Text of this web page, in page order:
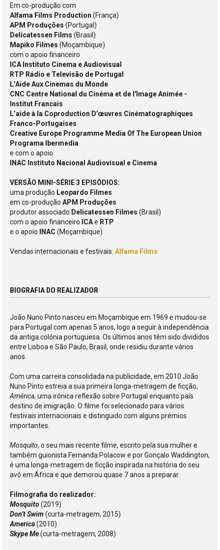
Em co-produção com
Alfama Films Production (França)
APM Produções (Portugal)
Delicatessen Films (Brasil)
Mapiko Filmes (Moçambique)
com o apoio financeiro
ICA Instituto Cinema e Audiovisual
RTP Rádio e Televisão de Portugal
L’Aide Aux Cinemas du Monde
CNC Centre National du Cinéma et de l'Image Animée -
Institut Francais
L’aide à la Coproduction D’œuvres Cinématographiques
Franco-Portugaises
Creative Europe Programme Media Of The European Union
Programa Ibermedia
e com o apoio
INAC Instituto Nacional Audiovisual e Cinema
VERSÃO MINI-SÉRIE 3 EPISÓDIOS:
uma produção Leopardo Filmes
em co-produção APM Produções
produtor associado Delicatessen Filmes (Brasil)
com o apoio financeiro ICAe RTP
e o apoio
INAC (Moçambique)
Vendas internacionais e festivais: Alfama Films
BIOGRAFIA DO REALIZADOR
João Nuno Pinto nasceu em Moçambique em 1969 e mudou-se
para Portugal com apenas 5 anos, logo a seguir à independência
da antiga colónia portuguesa. Os últimos anos têm sido divididos
entre Lisboa e São Paulo, Brasil, onde residiu durante vários
anos.
Com uma carreira consolidada na publicidade, em 2010 João
Nuno Pinto estreia a sua primeira longa-metragem de ficção,
América, uma irónica reflexão sobre Portugal enquanto país
destino de imigração. O filme foi selecionado para vários
festivais internacionais e distinguido com alguns prémios
importantes.
Mosquito, o seu mais recente filme, escrito pela sua mulher e
também guionista Fernanda Polacow e por Gonçalo Waddington,
é uma longa-metragem de ficção inspirada na história do seu
avô em África e que demorou quase 7 anos a preparar.
Filmografia do realizador:
Mosquito(2019)
Don’t Swim (curta-metragem, 2015)
America(2010)
Skype Me(curta-metragem, 2008)